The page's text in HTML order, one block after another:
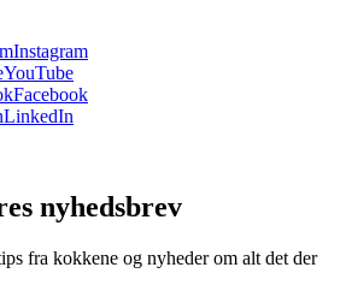
Instagram
YouTube
Facebook
LinkedIn
nyhedsbrev
fra kokkene og nyheder om alt det der